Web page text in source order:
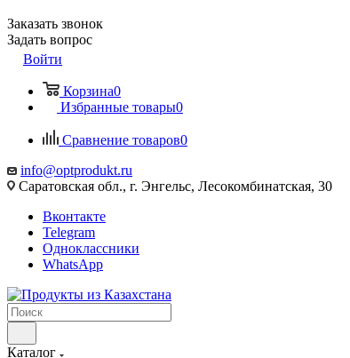
Заказать звонок
Задать вопрос
Войти
Корзина0
Избранные товары0
Сравнение товаров0
info@optprodukt.ru
Саратовская обл., г. Энгельс, Лесокомбинатская, 30
Вконтакте
Telegram
Одноклассники
WhatsApp
Каталог